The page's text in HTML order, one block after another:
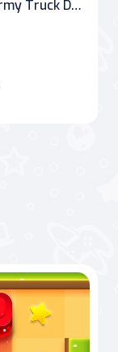
Us Army Missile Attack Army Truck Driving Games